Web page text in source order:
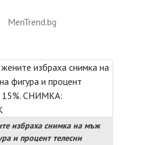
MenTrend.bg
избраха снимка на мъж
и процент телесни